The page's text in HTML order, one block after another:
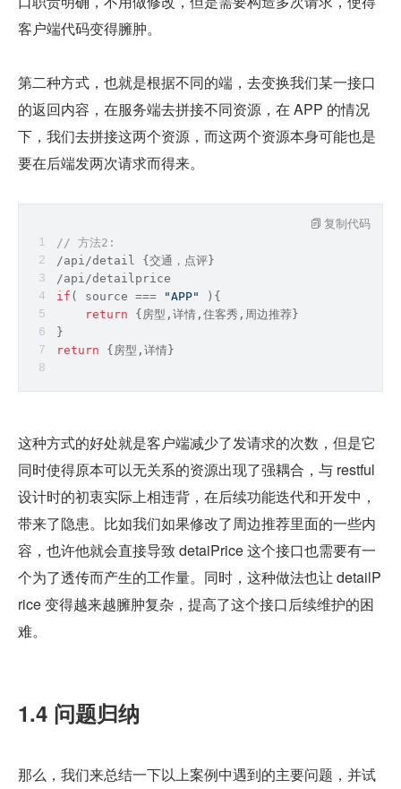
客户端代码变得臃肿。
第二种方式，也就是根据不同的端，去变换我们某一接口
的返回内容，在服务端去拼接不同资源，在 APP 的情况
下，我们去拼接这两个资源，而这两个资源本身可能也是
要在后端发两次请求而得来。
// 方法2:
/api/detail {交通，点评}
/api/detailprice
if ( source === "APP"
){
return {房型,详情,住客秀,周边推荐}
}
return {房型,详情}
复制代码
这种方式的好处就是客户端减少了发请求的次数，但是它
同时使得原本可以无关系的资源出现了强耦合，与 restful
设计时的初衷实际上相违背，在后续功能迭代和开发中，
带来了隐患。比如我们如果修改了周边推荐里面的一些内
容，也许他就会直接导致 detaiPrice 这个接口也需要有一
个为了透传而产生的工作量。同时，这种做法也让 detailP
rice 变得越来越臃肿复杂，提高了这个接口后续维护的困
难。
1.4 问题归纳
那么，我们来总结一下以上案例中遇到的主要问题，并试